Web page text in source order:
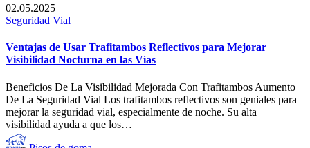
02.05.2025
Publicado
Seguridad Vial
Ventajas de Usar Trafitambos Reflectivos para Mejorar
Visibilidad Nocturna en las Vías
Beneficios De La Visibilidad Mejorada Con Trafitambos Aumento
De La Seguridad Vial Los trafitambos reflectivos son geniales para
mejorar la seguridad vial, especialmente de noche. Su alta
visibilidad ayuda a que los…
Publicado